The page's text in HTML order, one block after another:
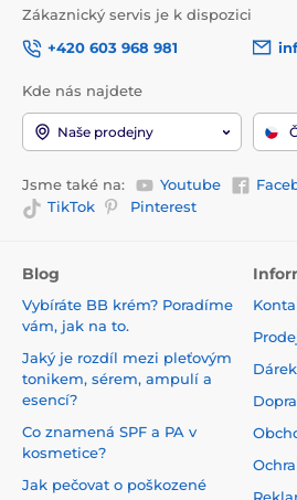
Zákaznický servis je k dispozici
+420 603 968 981
Kde nás najdete
Naše prodejny
Jsme také na: Youtube
TikTok
Pinterest
Blog
Vybíráte BB krém? Poradíme
vám, jak na to.
Jaký je rozdíl mezi pleťovým
tonikem, sérem, ampulí a
esencí?
Co znamená SPF a PA v
kosmetice?
Jak pečovat o poškozené